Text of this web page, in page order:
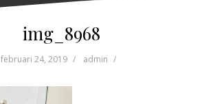
img_8968
februari 24, 2019 admin